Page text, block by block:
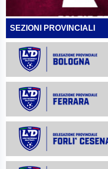
SEZIONI PROVINCIALI